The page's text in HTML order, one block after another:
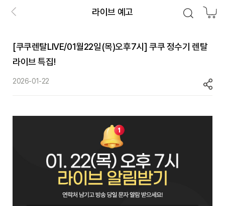
라이브 예고
[쿠쿠렌탈LIVE/01월22일(목)오후7시] 쿠쿠 정수기 렌탈
라이브 특집!
2026-01-22